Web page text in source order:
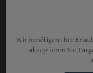
Wir benötigen Ihre
akzeptieren Sie